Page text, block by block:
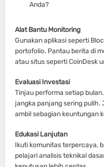
Anda?
Alat Bantu Monitoring
Gunakan aplikasi seperti
portofolio. Pantau berita di
atau situs seperti CoinDesk
Evaluasi Investasi
Tinjau performa setiap
jangka panjang sering
ambil sebagian keuntungan
Edukasi Lanjutan
Ikuti komunitas terpercaya,
pelajari analisis teknikal